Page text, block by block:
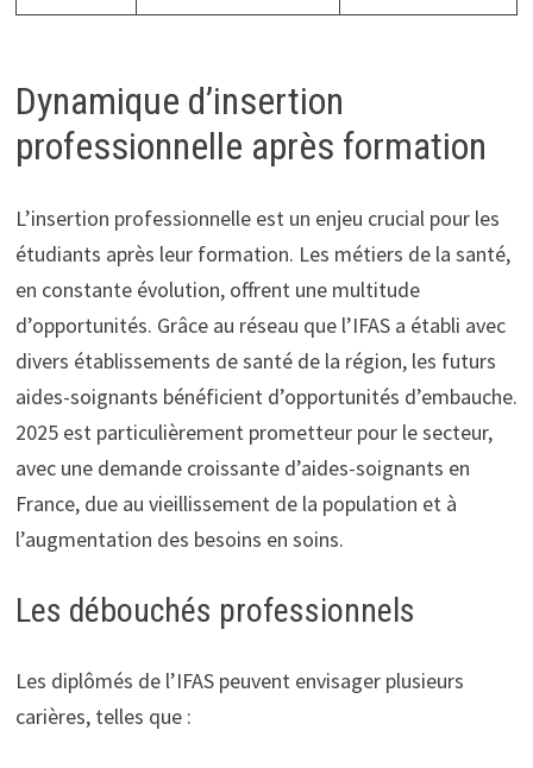
Dynamique d’insertion
professionnelle après formation
L’insertion professionnelle est un enjeu crucial pour les
étudiants après leur formation. Les métiers de la santé,
en constante évolution, offrent une multitude
d’opportunités. Grâce au réseau que l’IFAS a établi avec
divers établissements de santé de la région, les futurs
aides-soignants bénéficient d’opportunités d’embauche.
2025 est particulièrement prometteur pour le secteur,
avec une demande croissante d’aides-soignants en
France, due au vieillissement de la population et à
l’augmentation des besoins en soins.
Les débouchés professionnels
Les diplômés de l’IFAS peuvent envisager plusieurs
carières, telles que :